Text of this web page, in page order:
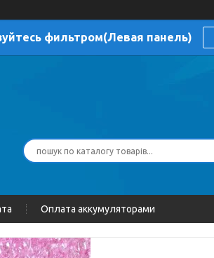
фильтром(Левая панель)
Оплата аккумуляторами